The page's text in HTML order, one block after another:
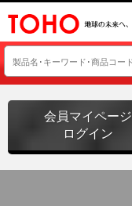
会員マイページ
ログイン